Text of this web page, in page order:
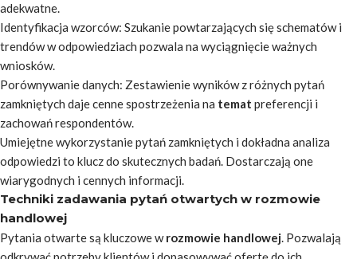
adekwatne.
Identyfikacja wzorców: Szukanie powtarzających się schematów i
trendów w odpowiedziach pozwala na wyciągnięcie ważnych
wniosków.
Porównywanie danych: Zestawienie wyników z różnych pytań
zamkniętych daje cenne spostrzeżenia na temat preferencji i
zachowań respondentów.
Umiejętne wykorzystanie pytań zamkniętych i dokładna analiza
odpowiedzi to klucz do skutecznych badań. Dostarczają one
wiarygodnych i cennych informacji.
Techniki zadawania pytań otwartych w rozmowie
handlowej
Pytania otwarte są kluczowe wrozmowie handlowej. Pozwalają